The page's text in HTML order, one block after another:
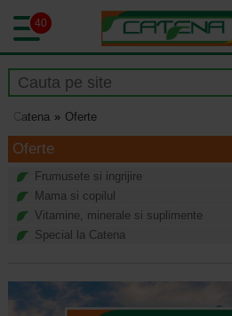
40
Catena Oferte
Oferte
Frumusete si ingrijire
Mama si copilul
Vitamine, minerale si suplimente
Special la Catena